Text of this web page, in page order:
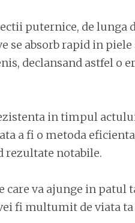
puternice, de lunga
se absorb rapid in piele
declansand astfel o
in timpul
a fi o metoda
rezultate notabile.
care va ajunge in patul
fi multumit de viata ta